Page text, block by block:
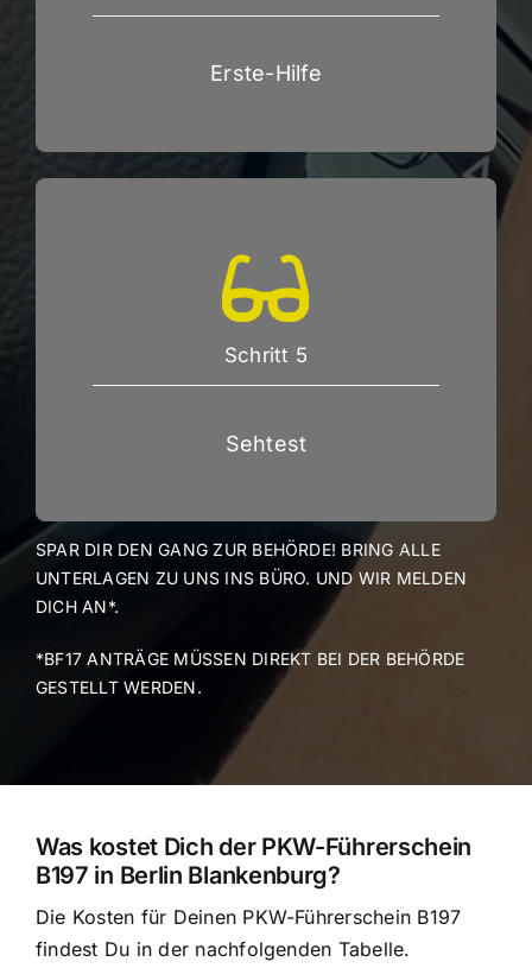
Erste-Hilfe
Schritt 5
Sehtest
SPAR DIR DEN GANG ZUR BEHÖRDE! BRING ALLE
UNTERLAGEN ZU UNS INS BÜRO. UND WIR MELDEN
DICH AN*.
*BF17 ANTRÄGE MÜSSEN DIREKT BEI DER BEHÖRDE
GESTELLT WERDEN.
Was kostet Dich der PKW-Führerschein
B197 in Berlin Blankenburg?
Die Kosten für Deinen PKW-Führerschein B197
findest Du in der nachfolgenden Tabelle.